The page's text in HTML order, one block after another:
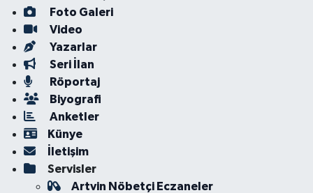
Foto Galeri
Video
Yazarlar
Seri İlan
Röportaj
Biyografi
Anketler
Künye
İletişim
Servisler
Artvin Nöbetçi Eczaneler